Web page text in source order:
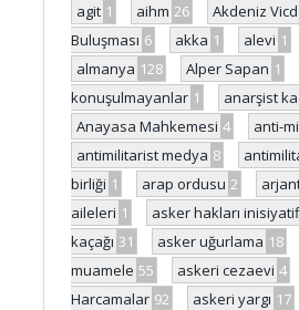
agit 1 aihm 26
Akdeniz
Buluşması 6 akka 1 alevi 1
almanya 128 Alper Sapan 1
konuşulmayanlar 1 anarşist
Anayasa Mahkemesi 4 anti-
antimilitarist medya 8
birliği 1 arap ordusu 2
aileleri 1 asker hakları
kaçağı 31 asker uğurlama 18
muamele 55 askeri cezaevi 4
Harcamalar 92 askeri yargı 17